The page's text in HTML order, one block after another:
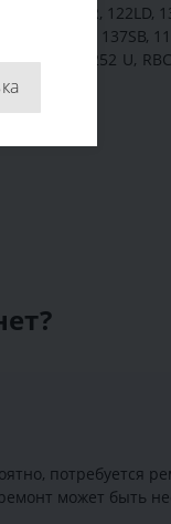
128C, 135R, 122LD,
155, 142SB, 137SB,
EBH 252 U,
потребуется
может быть